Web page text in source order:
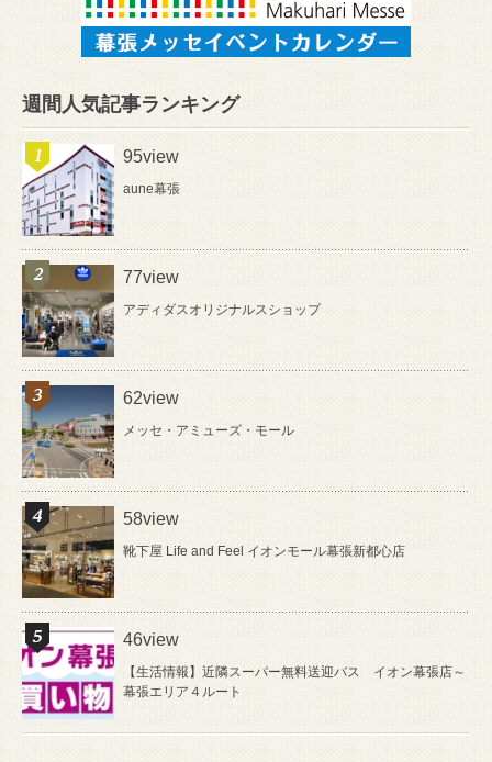
週間人気記事ランキング
95view
aune幕張
77view
アディダスオリジナルスショップ
62view
メッセ・アミューズ・モール
58view
靴下屋 Life and Feel イオンモール幕張新都心店
46view
【生活情報】近隣スーパー無料送迎バス イオン幕張店～
幕張エリア４ルート